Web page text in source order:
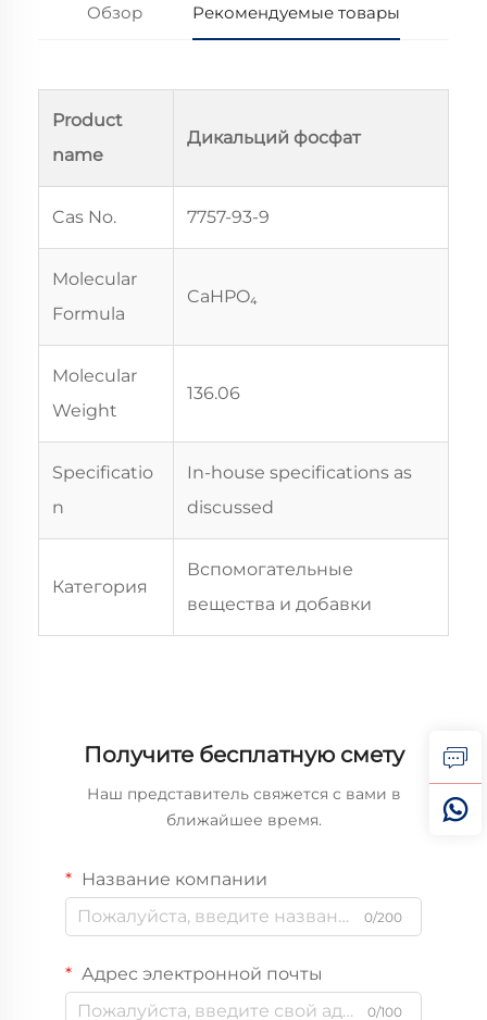
Обзор Рекомендуемые товары
Product
name
Дикальций фосфат
Cas No. 7757-93-9
Molecular
Formula
CaHPO₄
Molecular
Weight
136.06
Specificatio
n
In-house specifications as
discussed
Категория
Вспомогательные
вещества и добавки
Получите бесплатную смету
Наш представитель свяжется с вами в
ближайшее время.
Название компании
0/200
Адрес электронной почты
0/100